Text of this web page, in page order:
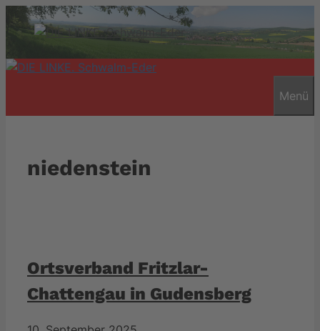
Zum
Inhalt
springen
Menü
niedenstein
Ortsverband Fritzlar-
Chattengau in Gudensberg